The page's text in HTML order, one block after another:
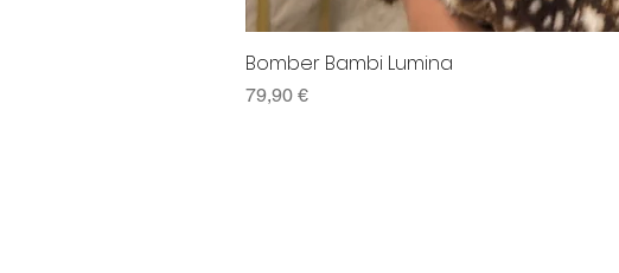
Bomber Bambi Lumina
Preço
79,90 €